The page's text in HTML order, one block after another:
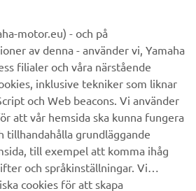
Tour, these include the SHARK
09), the Vancore (to partner the
model, the Skwal, featuring built in
effect.
MT Tour check
www.yamaha-
motor.eu) - och på
av denna - använder vi, Yamaha
filialer och våra närstående
inklusive tekniker som liknar
och Web beacons. Vi använder
att vår hemsida ska kunna fungera
tillhandahålla grundläggande
till exempel att komma ihåg
och språkinställningar. Vi
cookies för att skapa